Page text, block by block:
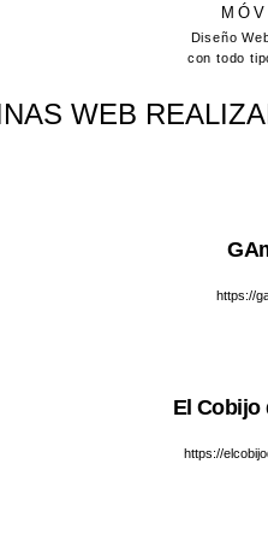
Diseño
con todo
WEB
https://
El Cobijo
https://